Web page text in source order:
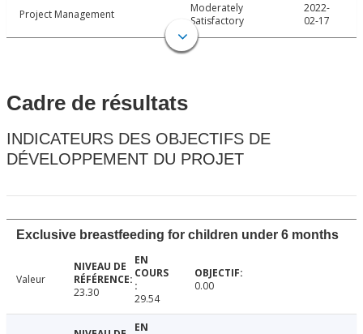
Project Management
Moderately
Satisfactory
2022-
02-17
Cadre de résultats
INDICATEURS DES OBJECTIFS DE
DÉVELOPPEMENT DU PROJET
Exclusive breastfeeding for children under 6 months
Valeur
23.30
29.54
0.00